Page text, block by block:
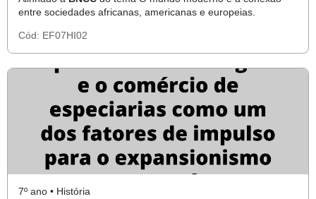
entre sociedades africanas, americanas e europeias.
Cód: EF07HI02
7º ano • História